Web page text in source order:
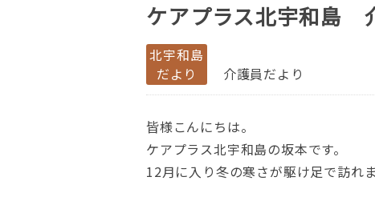
ケアプラス北宇和島
北宇和島
だより
介護員だより
皆様こんにちは。
ケアプラス北宇和島の坂本です。
12月に入り冬の寒さが駆け足で訪れ